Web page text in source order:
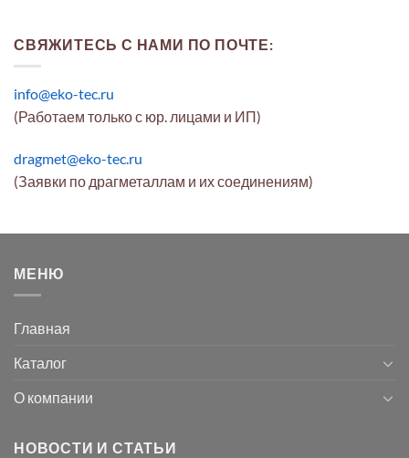
СВЯЖИТЕСЬ С НАМИ ПО ПОЧТЕ:
info@eko-tec.ru
(Работаем только с юр. лицами и ИП)
dragmet@eko-tec.ru
(Заявки по драгметаллам и их соединениям)
МЕНЮ
Главная
Каталог
О компании
НОВОСТИ И СТАТЬИ